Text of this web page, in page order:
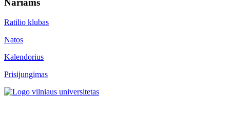
Nariams
Ratilio klubas
Natos
Kalendorius
Prisijungimas